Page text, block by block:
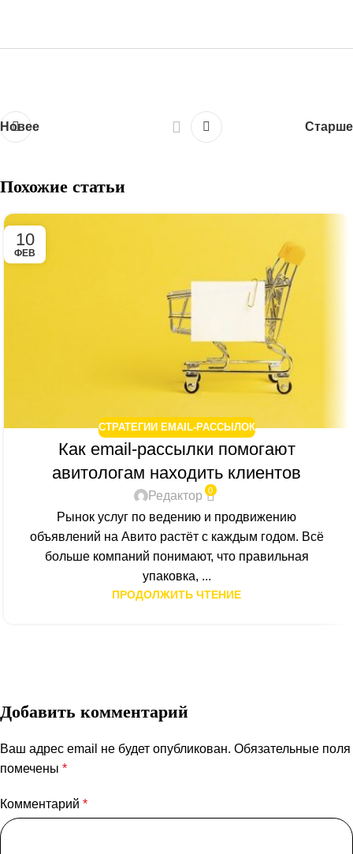
Новее Старше
Похожие статьи
10
ФЕВ
СТРАТЕГИИ EMAIL-РАССЫЛОК
Как email-рассылки помогают
авитологам находить клиентов
Редактор 0
Рынок услуг по ведению и продвижению
объявлений на Авито растёт с каждым годом. Всё
больше компаний понимают, что правильная
упаковка, ...
ПРОДОЛЖИТЬ ЧТЕНИЕ
Добавить комментарий
Ваш адрес email не будет опубликован. Обязательные поля
помечены *
Комментарий *